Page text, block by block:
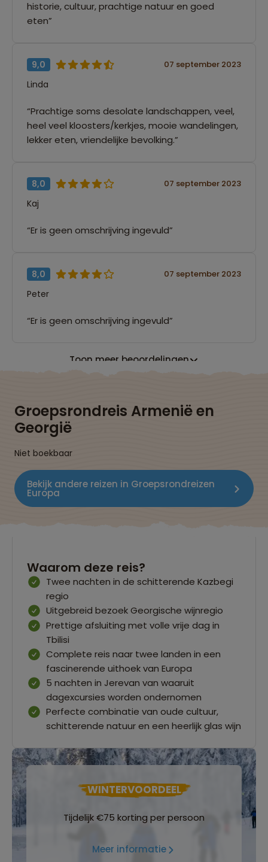
historie, cultuur, prachtige natuur en goed
eten”
9,0 07 september 2023
Linda
“Prachtige soms desolate landschappen, veel,
heel veel kloosters/kerkjes, mooie wandelingen,
lekker eten, vriendelijke bevolking.”
8,0 07 september 2023
Kaj
“Er is geen omschrijving ingevuld”
8,0 07 september 2023
Peter
“Er is geen omschrijving ingevuld”
Toon meer beoordelingen
Groepsrondreis Armenië en
Georgië
Niet boekbaar
Bekijk andere reizen in Groepsrondreizen
Europa
Waarom deze reis?
Twee nachten in de schitterende Kazbegi
regio
Uitgebreid bezoek Georgische wijnregio
Prettige afsluiting met volle vrije dag in
Tbilisi
Complete reis naar twee landen in een
fascinerende uithoek van Europa
5 nachten in Jerevan van waaruit
dagexcursies worden ondernomen
Perfecte combinatie van oude cultuur,
schitterende natuur en een heerlijk glas wijn
WINTERVOORDEEL
Tijdelijk €75 korting per persoon
Meer informatie